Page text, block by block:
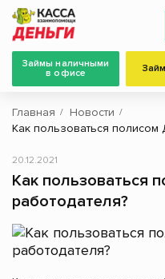
Займы наличными
в офисе
Главная
Новости
Как пользоваться полисом
Как пользоваться
работодателя?
20.12.2021